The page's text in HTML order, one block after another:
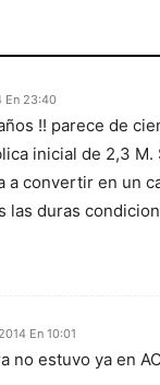
En 23:40
!! parece de
inicial de 2,3
a convertir en un
las duras
En 10:01
no estuvo ya en